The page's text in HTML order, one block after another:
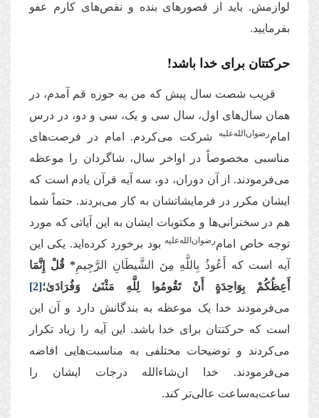
لوازمش. باید از قصورهای بنده و نقص‌های کارم عفو
بفرمایید.
حرکتتان برای خدا باشد!
قریب شصت سال پیش که من به حوزه قم آمدم، در
همان سال‌های اول، سال سی و یک، سی و دو، در درس
امام‌رضوان‌الله‌علیه
شرکت می‌کردم. امام در فرصت‌های
مناسبی مخصوصاً در اواخر سال، شاگردان را موعظه
می‌فرمودند. از آن دوران، دو، سه آیه قرآن یادم است که
ایشان مکرر در فرمایشاتشان به کار می‌بردند. حتماً شما
هم در سخنرانی‌ها و مکتوبات ایشان به این آیاتی که مورد
توجه خاص امام‌رضوان‌الله‌علیه بود برخورد کرده‌اید. یکی این
آیه است که أَعُوذُ بِاللَّهِ مِنَ الشَّیطَانِ الرَّجِیمِ* قُلْ إِنَّمَا
أَعِظُكُمْ بِوَاحِدَةٍ أَنْ تَقُومُوا لِلَّهِ مَثْنَىٰ وَفُرَادَىٰ؛[2]
می‌فرمودند خدا یک موعظه به بندگانش دارد و آن این‌
است که حرکتتان برای خدا باشد. این آیه را زیاد تکرار
می‌کردند و توضیحات مختلفی به مناسبت‌هایی افاضه
می‌فرمودند. خدا ان‌شاء‌الله درجات ایشان را
ساعت‌به‌ساعت عالی‌تر کند.